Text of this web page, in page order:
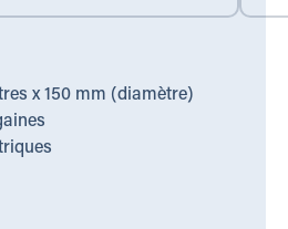
x 150 mm (diamètre)